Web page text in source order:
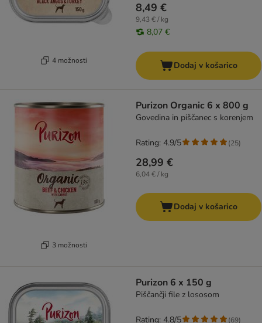
4 možnosti
8,49 €
9,43 € / kg
8,07 €
Dodaj v košarico
3 možnosti
Purizon Organic 6 x 800 g
Govedina in piščanec s korenjem
28,99 €
6,04 € / kg
Rating: 4.9/5 (25)
Dodaj v košarico
Purizon 6 x 150 g
Piščančji file z lososom
Rating: 4.8/5 (69)